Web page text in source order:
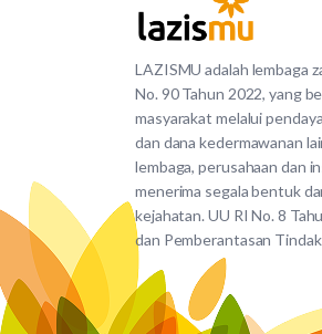
LAZISMU adalah lembaga
No. 90 Tahun 2022, yang
masyarakat melalui
dan dana kedermawanan
lembaga, perusahaan dan
menerima segala bentuk
kejahatan. UU RI No. 8
dan Pemberantasan